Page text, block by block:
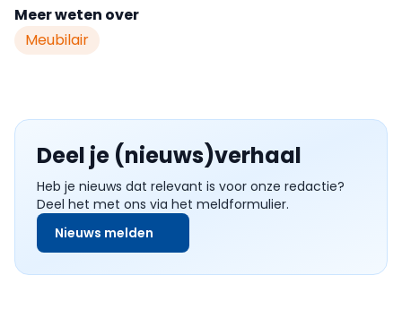
Meer weten over
Meubilair
Deel je (nieuws)verhaal
Heb je nieuws dat relevant is voor onze redactie?
Deel het met ons via het meldformulier.
Nieuws melden